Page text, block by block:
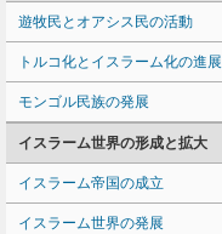
遊牧民とオアシス民の活動
トルコ化とイスラーム化の進展
モンゴル民族の発展
イスラーム世界の形成と拡大
イスラーム帝国の成立
イスラーム世界の発展